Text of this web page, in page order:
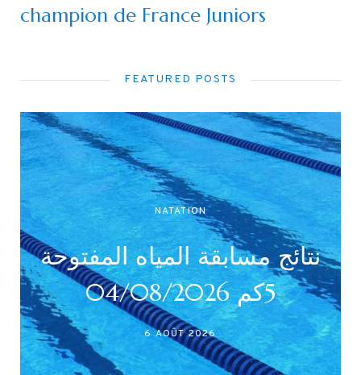
champion de France Juniors
FEATURED POSTS
NATATION
نتائج مسابقة المياه المفتوحة
5كم 04/08/2026
6 AOÛT 2026